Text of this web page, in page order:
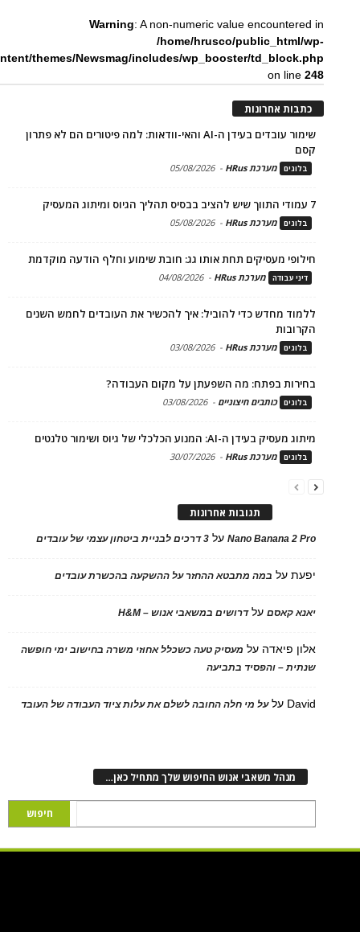
Warning: A non-numeric value encountered in
/home/hrusco/public_html/wp-
themes/Newsmag/includes/wp_booster/td_block.php
on line248
כתבות אחרונות
שימור עובדים בעידן ה-AI והאי-וודאות: למה פיטורים הם לא פתרון
קסם
בלוגים מערכת HRus -
05/08/2026
7 עמודי התווך שיש להציב בבסיס תהליך הגיוס ומיתוג המעסיק
בלוגים מערכת HRus -
05/08/2026
חילופי מעסיקים תחת אותו גג: חובת שימוע וחלף הודעה מוקדמת
דיני עבודה מערכת HRus -
04/08/2026
ללמוד מחדש כדי להוביל: איך להכשיר את העובדים לחמש השנים
הקרובות
בלוגים מערכת HRus -
03/08/2026
בחירות בפתח: מה השפעתן על מקום העבודה?
בלוגים כותבים חיצוניים -
03/08/2026
מיתוג מעסיק בעידן ה-AI: המנוע הכלכלי של גיוס ושימור טלנטים
בלוגים מערכת HRus -
30/07/2026
תגובות אחרונות
Nano Banana 2 Proעל 3 דרכים לבניית ביטחון עצמי של עובדים
יפעתעל במה מתבטא ההחזר על ההשקעה בהכשרת עובדים
יאנא קאסםעלדרושים במשאבי אנוש – H&M
אלון פיאדה על מעסיק טעה כשכלל אחוזי משרה בחישוב ימי חופשה
שנתית – והפסיד בתביעה
David עלעל מי חלה החובה לשלם את עלות ציוד העבודה של העובד
מנהל משאבי אנוש החיפוש שלך מתחיל כאן…